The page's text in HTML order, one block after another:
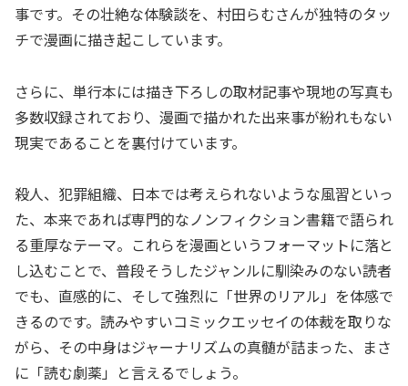
事です。その壮絶な体験談を、村田らむさんが独特のタッ
チで漫画に描き起こしています。
さらに、単行本には描き下ろしの取材記事や現地の写真も
多数収録されており、漫画で描かれた出来事が紛れもない
現実であることを裏付けています。
殺人、犯罪組織、日本では考えられないような風習といっ
た、本来であれば専門的なノンフィクション書籍で語られ
る重厚なテーマ。これらを漫画というフォーマットに落と
し込むことで、普段そうしたジャンルに馴染みのない読者
でも、直感的に、そして強烈に「世界のリアル」を体感で
きるのです。読みやすいコミックエッセイの体裁を取りな
がら、その中身はジャーナリズムの真髄が詰まった、まさ
に「読む劇薬」と言えるでしょう。